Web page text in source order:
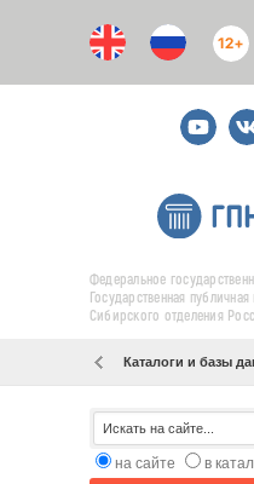
12+
Youtube
Федеральное
Государственная
Сибирского отделения
Каталоги и базы
на сайте
в